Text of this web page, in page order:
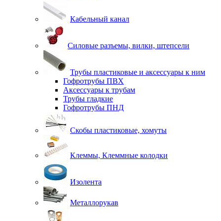
Кабельный канал
Силовые разъемы, вилки, штепсели
Трубы пластиковые и аксессуары к ним
Гофротрубы ПВХ
Аксессуары к трубам
Трубы гладкие
Гофротрубы ПНД
Скобы пластиковые, хомуты
Клеммы, Клеммные колодки
Изолента
Металлорукав